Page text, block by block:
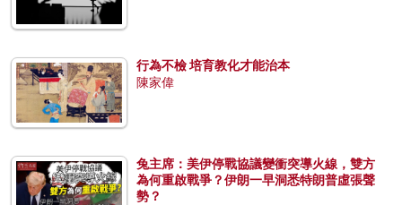
行為不檢 培育教化才能治本
陳家偉
兔主席：美伊停戰協議變衝突導火線，雙方
為何重啟戰爭？伊朗一早洞悉特朗普虛張聲
勢？